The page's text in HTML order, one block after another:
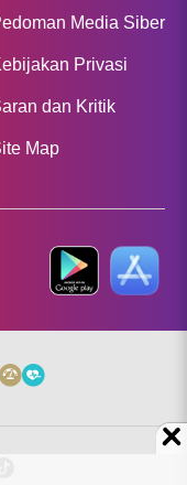
Media Siber
Privasi
dan Kritik
Map